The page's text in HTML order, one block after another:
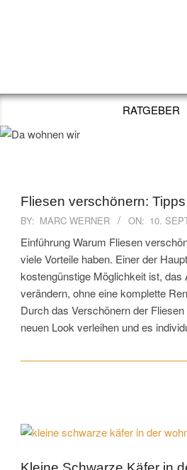
RATGEBER
Fliesen verschönern:
2023-
BY: MARC WERNER ON: 10.
Einführung Warum Fliesen
viele Vorteile haben. Einer der
kostengünstige Möglichkeit ist,
verändern, ohne eine komplette
Durch das Verschönern der
neuen Look verleihen und es